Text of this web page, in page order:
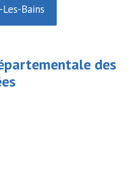
Bains
des